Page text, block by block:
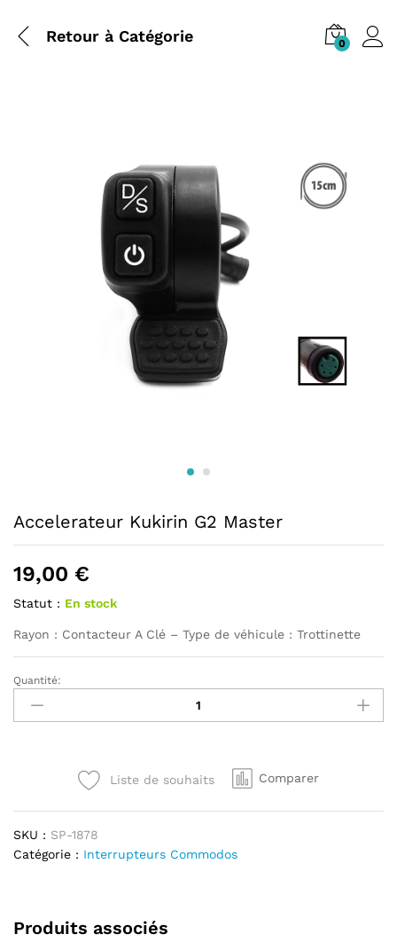
Retour à Catégorie 0
Accelerateur Kukirin G2 Master
19,00 €
Statut : En stock
Rayon : Contacteur A Clé – Type de véhicule : Trottinette
Accelerateur
Kukirin
G2
Quantité:
Liste de souhaits Comparer
SKU : SP-1878
Catégorie : Interrupteurs Commodos
Produits associés